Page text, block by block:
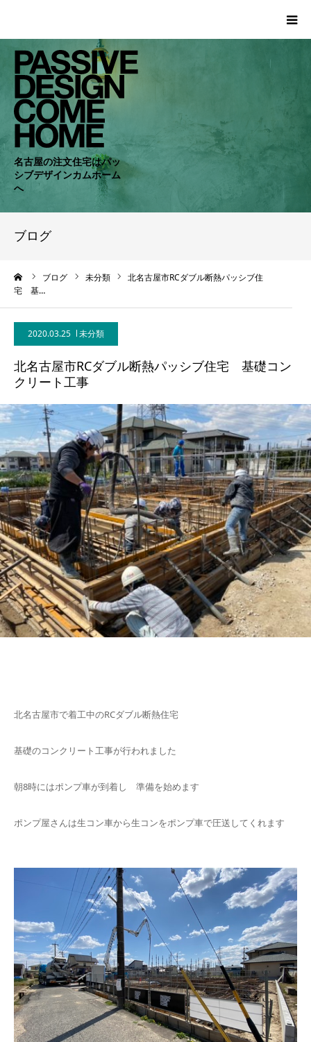
名古屋の注文住宅はパッ
シブデザインカムホーム
へ
ブログ
ブログ 未分類
北名古屋市RCダブル断熱パッシブ住
宅 基…
2020.03.25 未分類
北名古屋市RCダブル断熱パッシブ住宅 基礎コン
クリート工事
北名古屋市で着工中のRCダブル断熱住宅
基礎のコンクリート工事が行われました
朝8時にはポンプ車が到着し 準備を始めます
ポンプ屋さんは生コン車から生コンをポンプ車で圧送してくれます
HOME
WORKS
COMPANY
CONCEPT
NEWS
BLOG
CONTACT